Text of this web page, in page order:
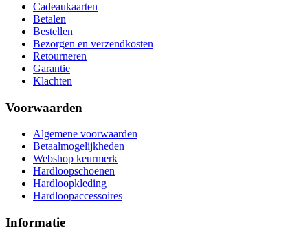
Cadeaukaarten
Betalen
Bestellen
Bezorgen en verzendkosten
Retourneren
Garantie
Klachten
Voorwaarden
Algemene voorwaarden
Betaalmogelijkheden
Webshop keurmerk
Hardloopschoenen
Hardloopkleding
Hardloopaccessoires
Informatie